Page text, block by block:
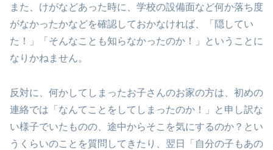
また、けがなどあった時に、学校の設備面など何か落ち度
がなかったかなどを確認しておかなければ、「隠してい
た！」「そんなことも知らなかったのか！」ということに
なりかねません。
反対に、何かしてしまったお子さんのお家の方は、初めの
連絡では「なんてことをしてしまったのか！」と申し訳な
い様子でいたものの、途中からそこを気にするのか？とい
うくらいのことを質問してきたり、翌日「自分の子もあの